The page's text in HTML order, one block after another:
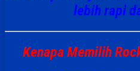
lebih rapi
Kenapa Memilih